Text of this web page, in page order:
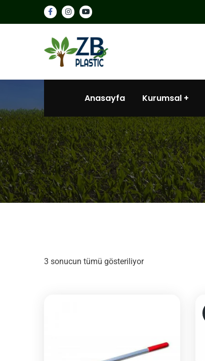
Anasayfa Kurumsal
3 sonucun tümü gösteriliyor